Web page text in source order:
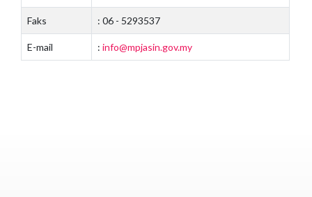
Faks : 06 - 5293537
E-mail : info@mpjasin.gov.my